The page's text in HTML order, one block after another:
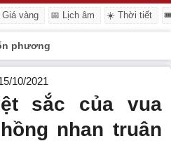
Giá vàng 📅 Lịch âm ☀️ Thời tiết
phương
10/2021
sắc của vua
nhan truân